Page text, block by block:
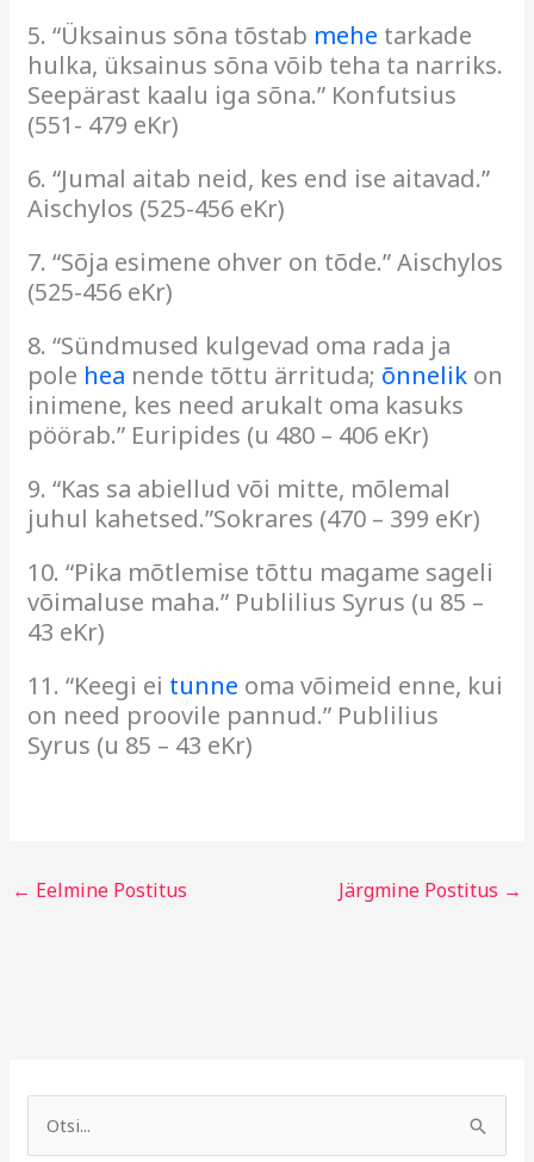
5. “Üksainus sõna tõstab mehe tarkade
hulka, üksainus sõna võib teha ta narriks.
Seepärast kaalu iga sõna.” Konfutsius
(551- 479 eKr)
6. “Jumal aitab neid, kes end ise aitavad.”
Aischylos (525-456 eKr)
7. “Sõja esimene ohver on tõde.” Aischylos
(525-456 eKr)
8. “Sündmused kulgevad oma rada ja
pole hea nende tõttu ärrituda; õnnelik on
inimene, kes need arukalt oma kasuks
pöörab.” Euripides (u 480 – 406 eKr)
9. “Kas sa abiellud või mitte, mõlemal
juhul kahetsed.”Sokrares (470 – 399 eKr)
10. “Pika mõtlemise tõttu magame sageli
võimaluse maha.” Publilius Syrus (u 85 –
43 eKr)
11. “Keegi ei tunne oma võimeid enne, kui
on need proovile pannud.” Publilius
Syrus (u 85 – 43 eKr)
← Eelmine Postitus Järgmine Postitus →